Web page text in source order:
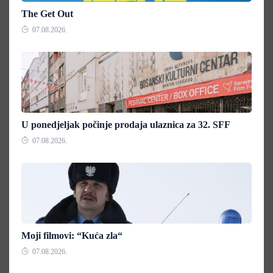
The Get Out
07.08.2026.
U ponedjeljak počinje prodaja ulaznica za 32. SFF
07.08.2026.
Moji filmovi: “Kuća zla“
07.08.2026.